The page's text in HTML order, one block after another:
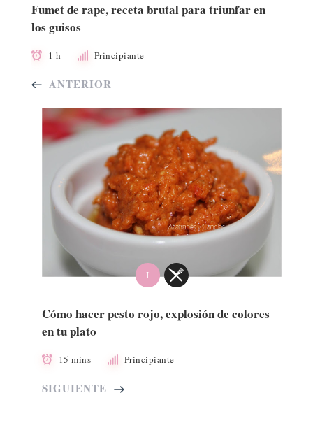
Fumet de rape, receta brutal para triunfar en
los guisos
1 h Principiante
ANTERIOR
I
Cómo hacer pesto rojo, explosión de colores
en tu plato
15 mins Principiante
SIGUIENTE